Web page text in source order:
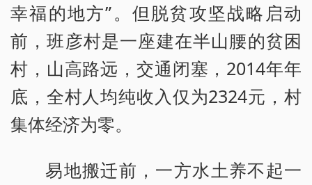
幸福的地方”。但脱贫攻坚战略启动
前，班彦村是一座建在半山腰的贫困
村，山高路远，交通闭塞，2014年年
底，全村人均纯收入仅为2324元，村
集体经济为零。
易地搬迁前，一方水土养不起一